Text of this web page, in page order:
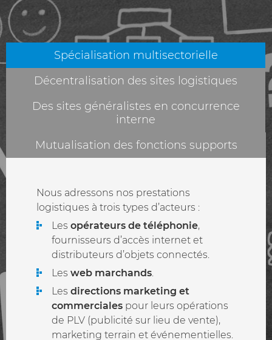
Spécialisation multisectorielle
Décentralisation des sites logistiques
Des sites généralistes en concurrence
interne
Mutualisation des fonctions supports
Nous adressons nos prestations
logistiques à trois types d’acteurs :
Les opérateurs de téléphonie,
fournisseurs d’accès internet et
distributeurs d’objets connectés.
Les web marchands.
Les directions marketing et
commerciales pour leurs opérations
de PLV (publicité sur lieu de vente),
marketing terrain et événementielles.